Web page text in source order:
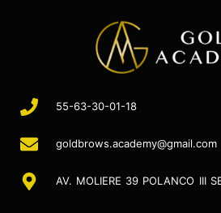
55-63-30-01-18
goldbrows.academy@gmail.com
AV. MOLIERE 39 POLANCO III